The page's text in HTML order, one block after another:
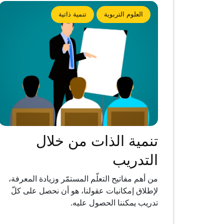
العلوم التربوية تنمية ذاتية
تنمية الذات من خلال
التدريب
من أهم مفاتيح التعلّم المستمّر وزيادة المعرفة،
لإطلاق إمكانيات عقولنا، هو أن نحصل على كلّ
تدريب يمكننا الحصول عليه.